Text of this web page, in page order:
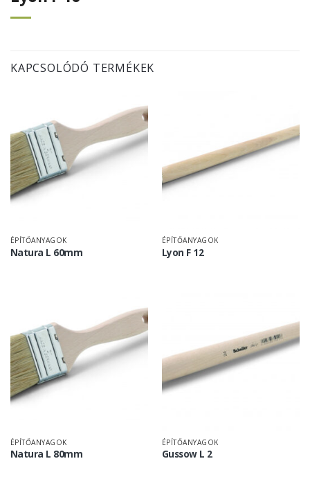
KAPCSOLÓDÓ TERMÉKEK
ÉPÍTŐANYAGOK
Natura L 60mm
ÉPÍTŐANYAGOK
Lyon F 12
ÉPÍTŐANYAGOK
Natura L 80mm
ÉPÍTŐANYAGOK
Gussow L 2